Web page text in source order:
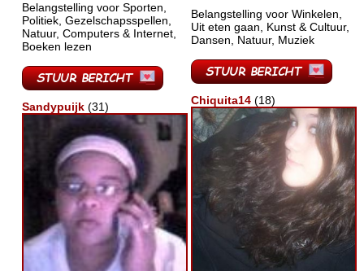
Belangstelling voor Sporten,
Politiek, Gezelschapsspellen,
Natuur, Computers & Internet,
Boeken lezen
Belangstelling voor Winkelen,
Uit eten gaan, Kunst & Cultuur,
Dansen, Natuur, Muziek
Sandypuijk (31) Chiquita14 (18)